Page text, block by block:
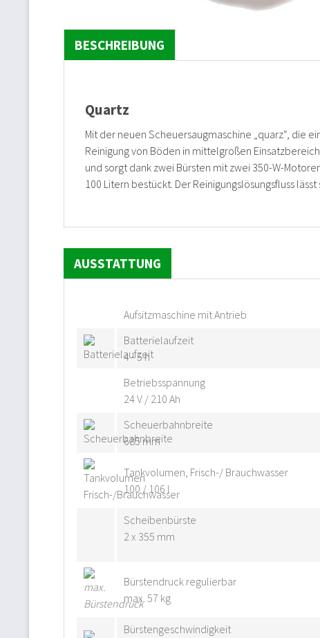
BESCHREIBUNG
Quartz
Mit der neuen Scheuersaugmaschine „quarz“, die
Reinigung von Böden in mittelgroßen
und sorgt dank zwei Bürsten mit zwei 350-W-
100 Litern bestückt. Der Reinigungslösungsfluss
AUSSTATTUNG
Aufsitzmaschine mit Antrieb
Batterielaufzeit
4 - 5 h
Betriebsspannung
24 V / 210 Ah
Scheuerbahnbreite
685 mm
Tankvolumen, Frisch-/ Brauchwasser
100 / 106 l
Scheibenbürste
2 x 355 mm
Bürstendruck regulierbar
max. 57 kg
Bürstengeschwindigkeit